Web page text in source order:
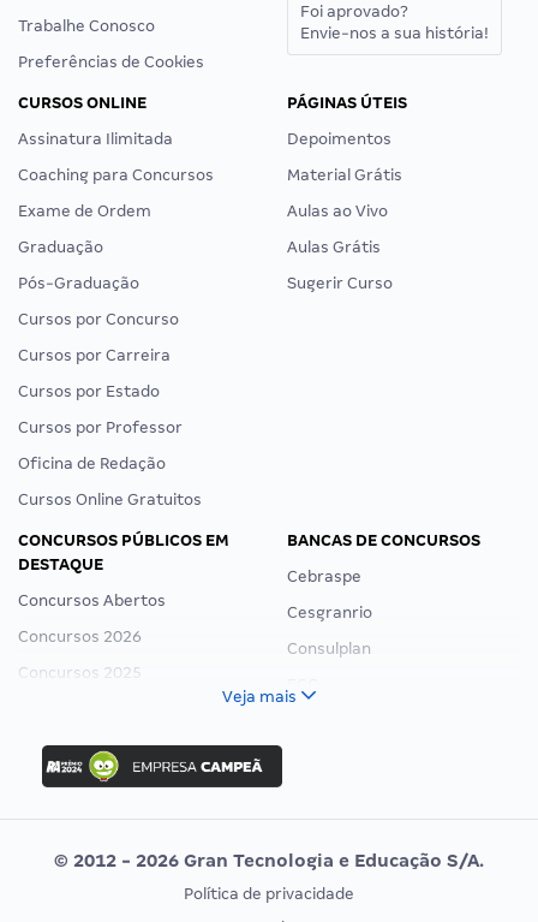
Trabalhe Conosco
Preferências de Cookies
Foi aprovado?
Envie-nos a sua história!
CURSOS ONLINE
Assinatura Ilimitada
Coaching para Concursos
Exame de Ordem
Graduação
Pós-Graduação
Cursos por Concurso
Cursos por Carreira
Cursos por Estado
Cursos por Professor
Oficina de Redação
Cursos Online Gratuitos
PÁGINAS ÚTEIS
Depoimentos
Material Grátis
Aulas ao Vivo
Aulas Grátis
Sugerir Curso
CONCURSOS PÚBLICOS EM
DESTAQUE
Concursos Abertos
Concursos 2026
Concursos 2025
Concurso Nacional Unificado
Concurso Ibama
Concurso MPU
Editais publicados
BANCAS DE CONCURSOS
Cebraspe
Cesgranrio
Consulplan
Vunesp
CONCURSOS POR PROFISSÃO EXAME DE ORDEM
Veja mais
© 2012 - 2026 Gran Tecnologia e Educação S/A.
Política de privacidade